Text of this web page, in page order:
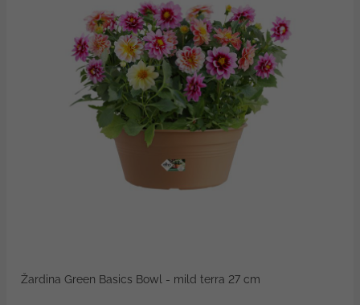
Žardina Green Basics Bowl - mild terra 27 cm